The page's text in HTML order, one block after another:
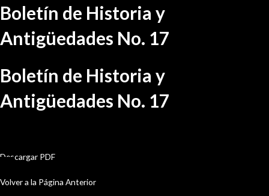
Ir
al
contenido
Boletín de Historia y
Antigüedades No. 17
Boletín de Historia y
Antigüedades No. 17
Descargar PDF
Volver a la Página Anterior